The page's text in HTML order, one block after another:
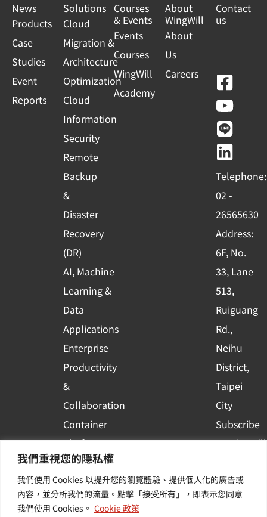
我們重視您的隱私權
我們使用 Cookies 以提升您的瀏覽體驗、提供個人化的廣告或
內容，並分析我們的流量。點擊「接受所有」，即表示您同意
我們使用 Cookies。 Cookie 政策
希
望
能
了
如
何
改
進
我
能
了
解
如
何
改
進
我
們
News
Products
Case
Studies
Event
Reports
Solutions
Cloud
Migration &
Architecture
Optimization
Cloud
Information
Security
Remote
Backup
&
Disaster
Recovery
(DR)
AI, Machine
Learning &
Data
Applications
Enterprise
Productivity
&
Collaboration
Container
Platform
Applications
Others /
Value-
Courses
& Events
Events
Courses
WingWill
Academy
About
WingWill
About
Us
Careers
Contact
us
F
a
c
e
b
o
o
k
-
s
q
u
a
r
e
Y
o
u
t
u
b
e
L
i
n
e
L
i
n
k
e
d
i
n
Telephone:
02 -
26565630
Address:
6F, No.
33, Lane
513,
Ruiguang
Rd.,
Neihu
District,
Taipei
City
Subscribe
to WingWill
the latest
event and